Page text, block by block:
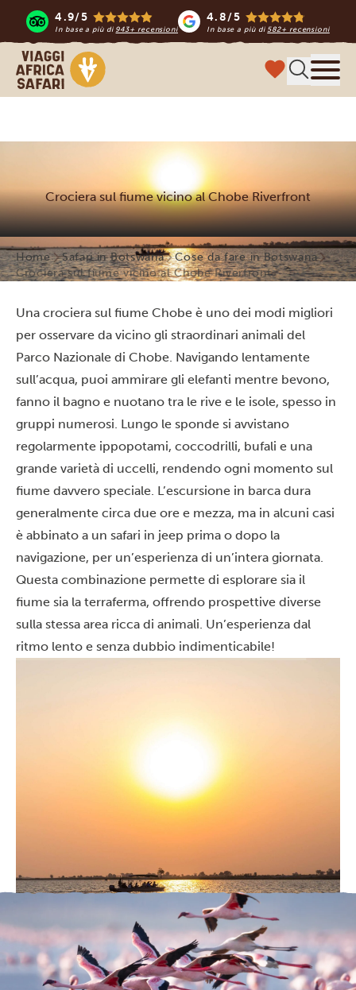
4.9/5
In base a più di 943+ recensioni
4.8/5
In base a più di582+ recensioni
Viaggi Africa Safari
Crociera sul fiume vicino al Chobe Riverfront
Home Safari in Botswana
Cose da fare in Botswana
Crociera sul fiume vicino al Chobe Riverfront
Una crociera sul fiume Chobe è uno dei modi migliori
per osservare da vicino gli straordinari animali del
Parco Nazionale di Chobe. Navigando lentamente
sull’acqua, puoi ammirare gli elefanti mentre bevono,
fanno il bagno e nuotano tra le rive e le isole, spesso in
gruppi numerosi. Lungo le sponde si avvistano
regolarmente ippopotami, coccodrilli, bufali e una
grande varietà di uccelli, rendendo ogni momento sul
fiume davvero speciale. L’escursione in barca dura
generalmente circa due ore e mezza, ma in alcuni casi
è abbinato a un safari in jeep prima o dopo la
navigazione, per un’esperienza di un’intera giornata.
Questa combinazione permette di esplorare sia il
fiume sia la terraferma, offrendo prospettive diverse
sulla stessa area ricca di animali. Un’esperienza dal
ritmo lento e senza dubbio indimenticabile!